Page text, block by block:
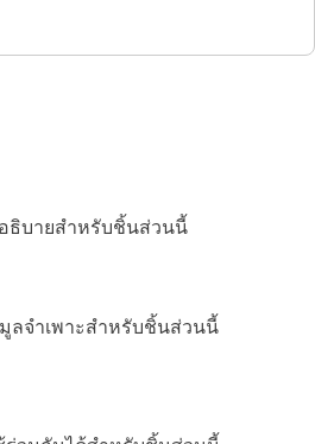
ธิบายสำหรับชิ้นส่วนนี้
ลจำเพาะสำหรับชิ้นส่วนนี้